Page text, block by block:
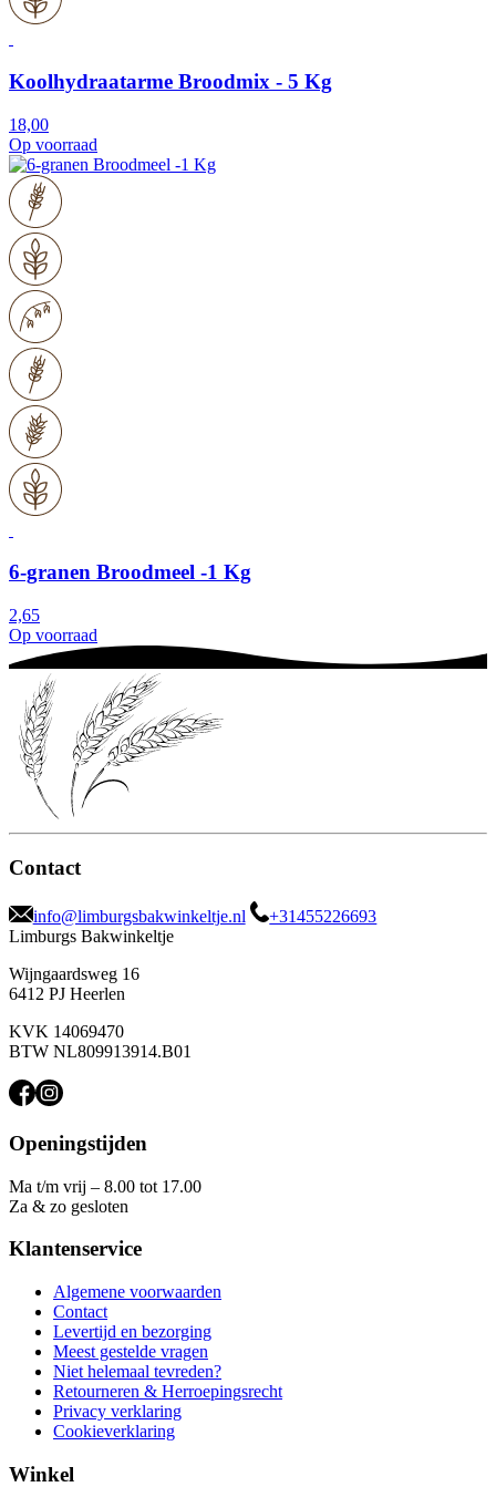
Koolhydraatarme Broodmix - 5 Kg
18,00
Op voorraad
6-granen Broodmeel -1 Kg
2,65
Op voorraad
Contact
info@limburgsbakwinkeltje.nl
+31455226693
Limburgs Bakwinkeltje
Wijngaardsweg 16
6412 PJ Heerlen
KVK 14069470
BTW NL809913914.B01
Openingstijden
Ma t/m vrij – 8.00 tot 17.00
Za & zo gesloten
Klantenservice
Algemene voorwaarden
Contact
Levertijd en bezorging
Meest gestelde vragen
Niet helemaal tevreden?
Retourneren & Herroepingsrecht
Privacy verklaring
Cookieverklaring
Winkel